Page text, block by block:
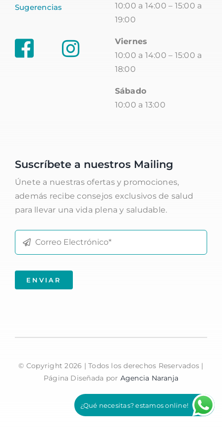
Sugerencias
10:00 a 14:00 – 15:00 a
19:00
Viernes
10:00 a 14:00 – 15:00 a
18:00
Sábado
10:00 a 13:00
Suscríbete a nuestros Mailing
Únete a nuestras ofertas y promociones,
además recibe consejos exclusivos de salud
para llevar una vida plena y saludable.
ENVIAR
© Copyright2026 | Todos los derechos Reservados |
Página Diseñada por Agencia Naranja
¿Qué necesitas? estamos online!